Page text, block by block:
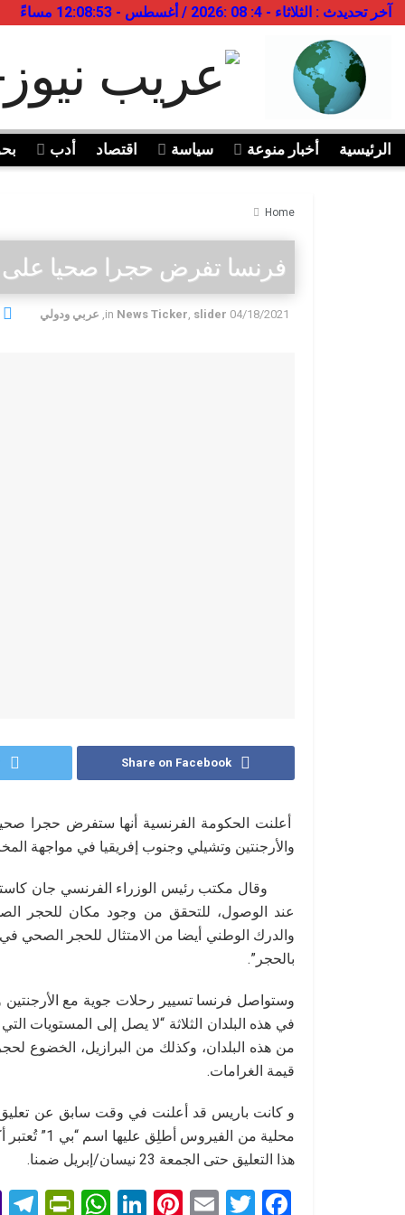
آخر تحديدث : الثلاثاء - 4: 08 :2026 / أغسطس - 12:08:53 مساءً
الرئيسية أخبار منوعة سياسة اقتصاد أدب
Home
فرنسا تفرض حجرا صحيا على
04/18/2021
in News Ticker slider عربي ودولي
Share on Facebook
أعلنت الحكومة الفرنسية أنها ستفرض حجرا
والأرجنتين وتشيلي وجنوب إفريقيا في مواجهة
وقال مكتب رئيس الوزراء الفرنسي جان
عند الوصول، للتحقق من وجود مكان للحجر
والدرك الوطني أيضا من الامتثال للحجر الصحي
بالحجر”.
وستواصل فرنسا تسيير رحلات جوية مع
في هذه البلدان الثلاثة “لا يصل إلى المستويات
من هذه البلدان، وكذلك من البرازيل، الخضوع
قيمة الغرامات.
و كانت باريس قد أعلنت في وقت سابق عن تعليق
محلية من
هذا التعليق حتى الجمعة 23 نيسان/إبريل ضمنا.
F
T
E
Pi
Li
W
Pr